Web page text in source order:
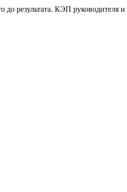
до результата. КЭП